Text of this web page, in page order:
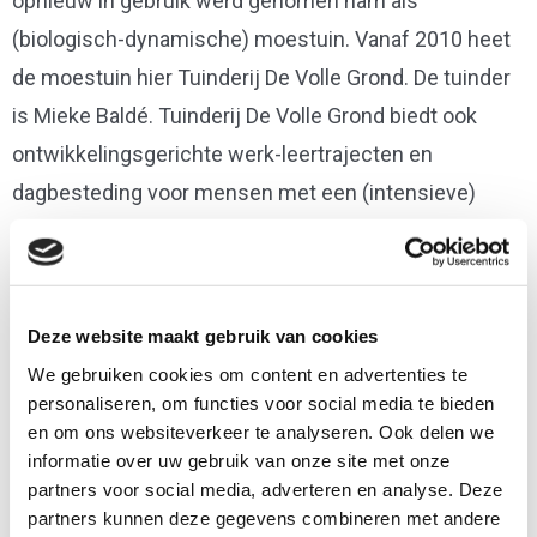
Deze website maakt gebruik van cookies
We gebruiken cookies om content en advertenties te
personaliseren, om functies voor social media te bieden
en om ons websiteverkeer te analyseren. Ook delen we
informatie over uw gebruik van onze site met onze
partners voor social media, adverteren en analyse. Deze
partners kunnen deze gegevens combineren met andere
(biologisch-dynamische) moestuin. Vanaf 2010 heet
de moestuin hier Tuinderij De Volle Grond. De tuinder
is Mieke Baldé. Tuinderij De Volle Grond biedt ook
ontwikkelingsgerichte werk-leertrajecten en
dagbesteding voor mensen met een (intensieve)
zorgvraag. GertJan Ankersmit is verantwoordelijk
voor de zorg.